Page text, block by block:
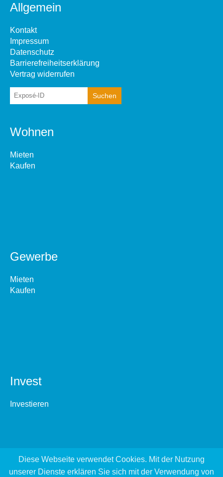
Allgemein
Kontakt
Impressum
Datenschutz
Barrierefreiheitserklärung
Vertrag widerrufen
Wohnen
Mieten
Kaufen
Gewerbe
Mieten
Kaufen
Invest
Investieren
Diese Webseite verwendet Cookies. Mit der Nutzung
unserer Dienste erklären Sie sich mit der Verwendung von